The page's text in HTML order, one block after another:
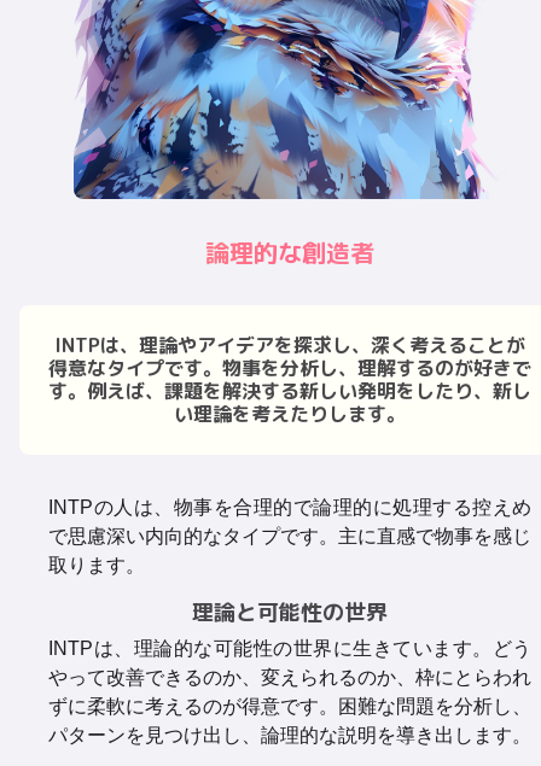
論理的な創造者
INTPは、理論やアイデアを探求し、深く考えることが
得意なタイプです。物事を分析し、理解するのが好きで
す。例えば、課題を解決する新しい発明をしたり、新し
い理論を考えたりします。
INTPの人は、物事を合理的で論理的に処理する控えめ
で思慮深い内向的なタイプです。主に直感で物事を感じ
取ります。
理論と可能性の世界
INTPは、理論的な可能性の世界に生きています。どう
やって改善できるのか、変えられるのか、枠にとらわれ
ずに柔軟に考えるのが得意です。困難な問題を分析し、
パターンを見つけ出し、論理的な説明を導き出します。